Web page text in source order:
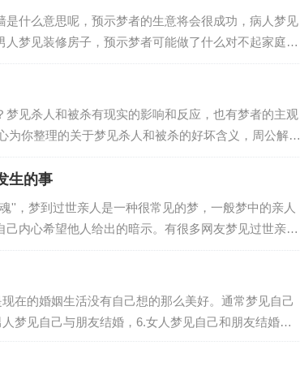
什么意思呢，预示梦者的生意将会很成功，病人梦见
梦见装修房子，预示梦者可能做了什么对不起家庭的
自己的虚荣心太强而可能引起家庭…
见杀人和被杀有现实的影响和反应，也有梦者的主观
为你整理的关于梦见杀人和被杀的好坏含义，周公解梦
到杀害某人，代表做做梦的人…
生的事
''，梦到过世亲人是一种很常见的梦，一般梦中的亲人
内心希望他人给出的暗示。有很多网友梦见过世亲人
忘记一些不快的往事，梦见…
在的婚姻生活没有自己想的那么美好。通常梦见自己
梦见自己与朋友结婚，6.女人梦见自己和朋友结婚。